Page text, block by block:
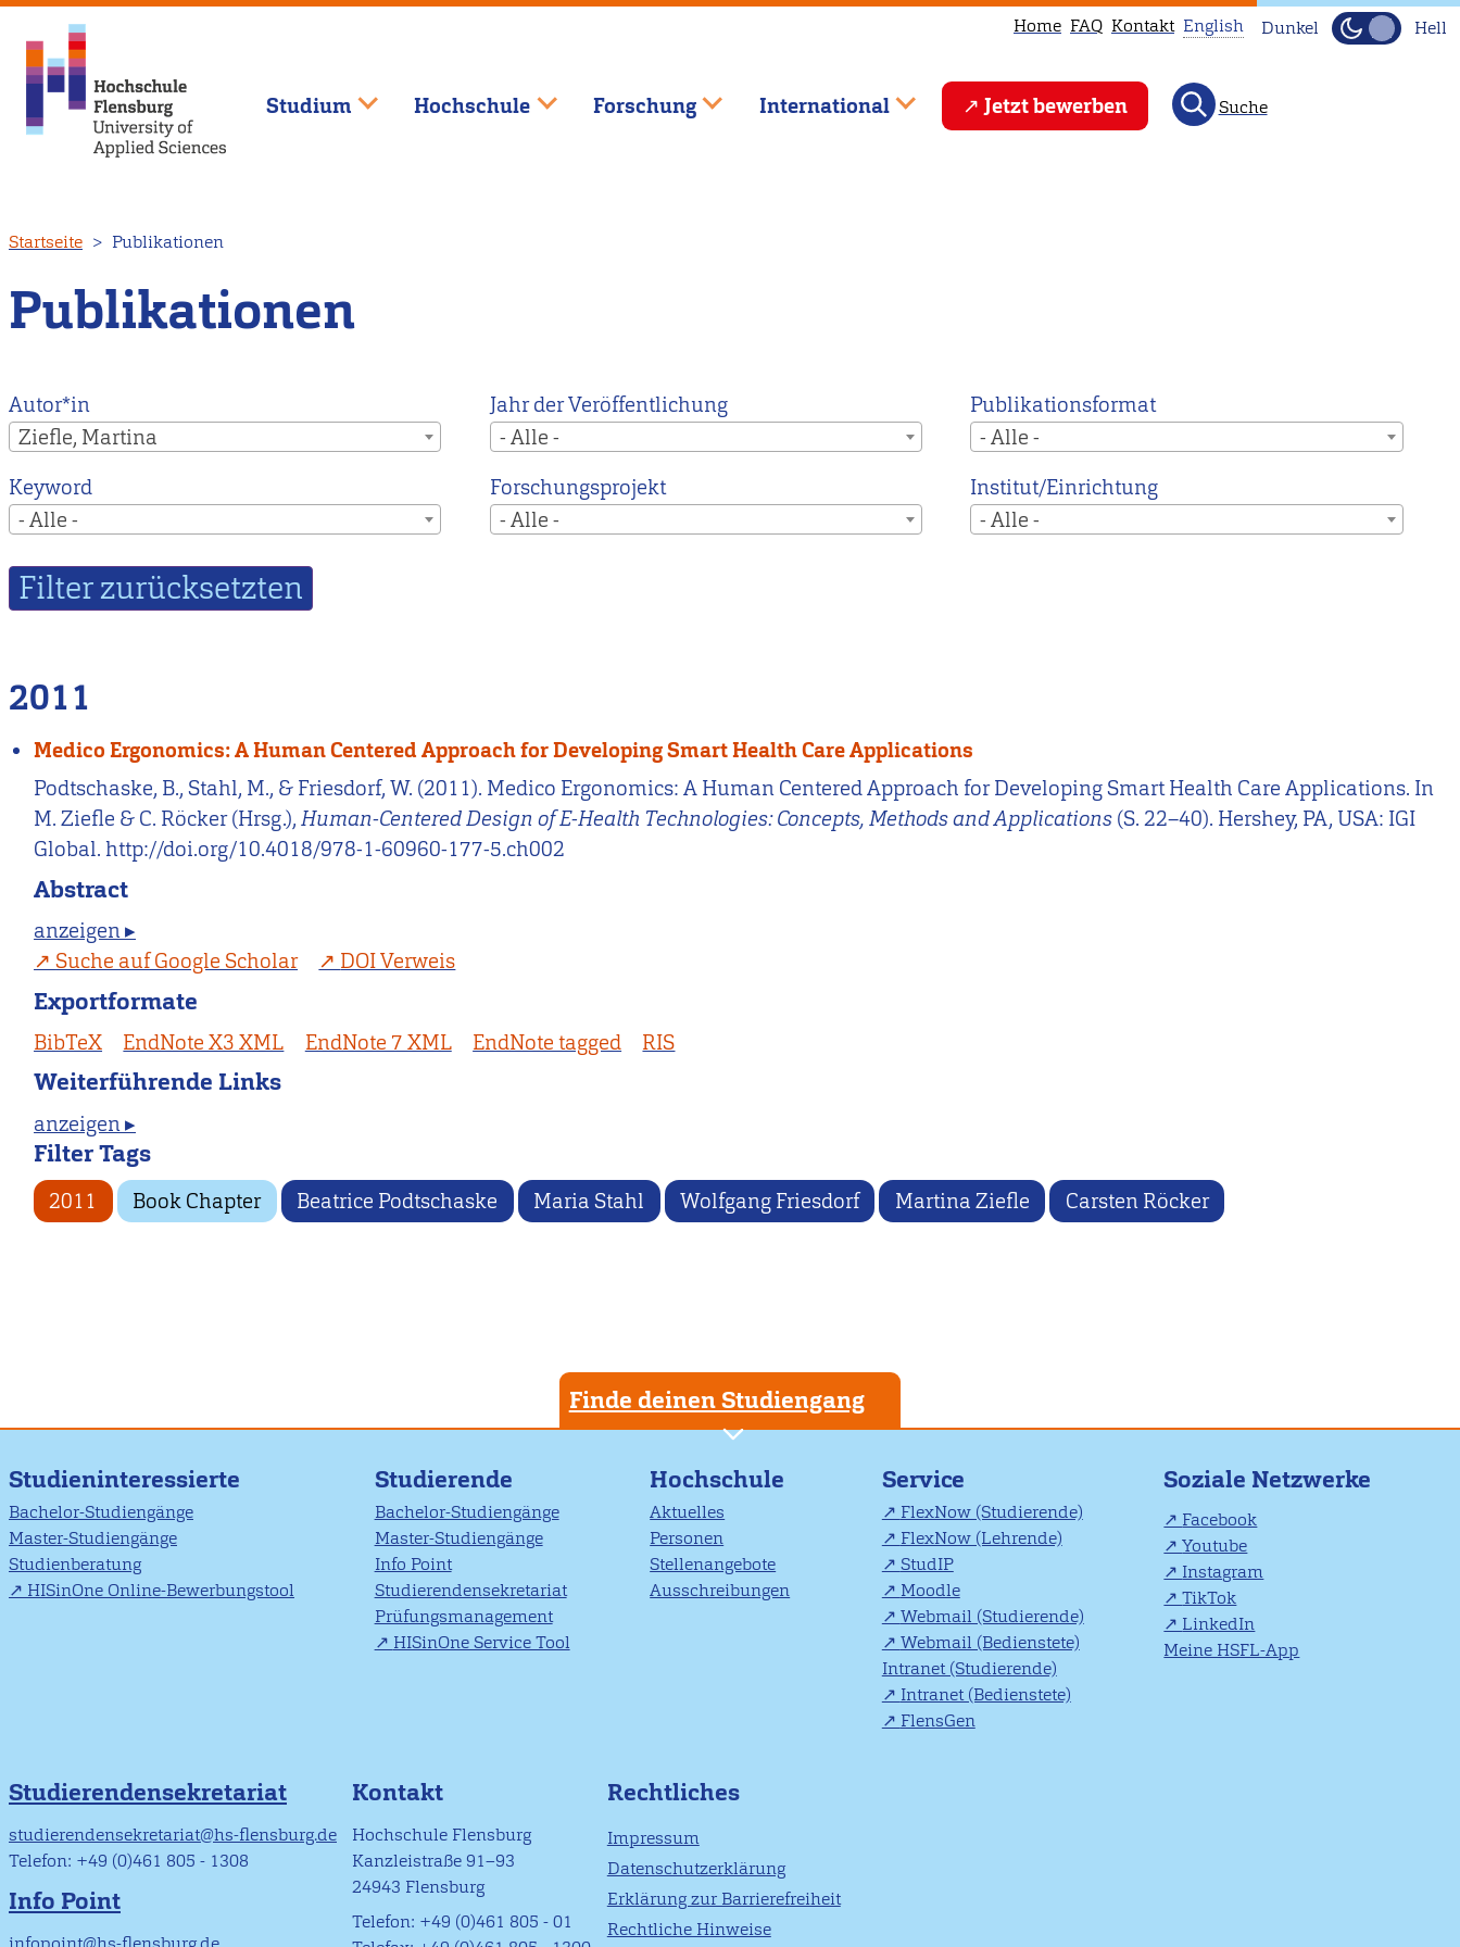
zum
Inhalt
Home FAQ Kontakt
This
page
main
page
English Dunkel Hell
Studium Hochschule Forschung International Jetzt bewerben Suche
Startseite Publikationen
Publikationen
Autor*in
Ziefle, Martina
Jahr der Veröffentlichung
- Alle -
Publikationsformat
- Alle -
Keyword
- Alle -
Forschungsprojekt
- Alle -
Institut/Einrichtung
- Alle -
2011
Medico Ergonomics: A Human Centered Approach for Developing Smart Health Care Applications
Podtschaske, B., Stahl, M., & Friesdorf, W. (2011). Medico Ergonomics: A Human Centered Approach for Developing Smart Health Care Applications. In
M. Ziefle & C. Röcker (Hrsg.),Human-Centered Design of E-Health Technologies: Concepts, Methods and Applications (S. 22–40). Hershey, PA, USA: IGI
Global. http://doi.org/10.4018/978-1-60960-177-5.ch002
Abstract
anzeigen ▸
Suche auf Google Scholar
DOI Verweis
Exportformate
BibTeX EndNote X3 XML EndNote 7 XML EndNote tagged RIS
Weiterführende Links
anzeigen ▸
Filter Tags
2011 Book Chapter Beatrice Podtschaske Maria Stahl Wolfgang Friesdorf Martina Ziefle Carsten Röcker
Finde deinen Studiengang
Studieninteressierte
Bachelor-Studiengänge
Master-Studiengänge
Studienberatung
HISinOne Online-Bewerbungstool
Studierende
Bachelor-Studiengänge
Master-Studiengänge
Info Point
Studierendensekretariat
Prüfungsmanagement
HISinOne Service Tool
Hochschule
Aktuelles
Personen
Stellenangebote
Ausschreibungen
Service
FlexNow (Studierende)
FlexNow (Lehrende)
StudIP
Moodle
Webmail (Studierende)
Webmail (Bedienstete)
Intranet (Studierende)
Intranet (Bedienstete)
FlensGen
Soziale Netzwerke
Facebook
Youtube
Instagram
TikTok
LinkedIn
Meine HSFL-App
Studierendensekretariat
studierendensekretariat@hs-flensburg.de
Telefon: +49 (0)461 805 - 1308
Info Point
Kontakt
Hochschule Flensburg
Kanzleistraße 91–93
24943 Flensburg
Telefon: +49 (0)461 805 - 01
Rechtliches
Impressum
Datenschutzerklärung
Erklärung zur Barrierefreiheit
Rechtliche Hinweise